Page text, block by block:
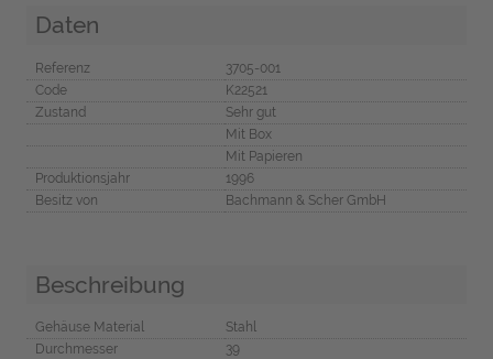
Daten
Referenz
3705-001
Code
K22521
Zustand
Sehr gut
Mit Box
Mit Papieren
Produktionsjahr
1996
Besitz von
Bachmann & Scher GmbH
Beschreibung
Gehäuse Material
Stahl
Durchmesser
39